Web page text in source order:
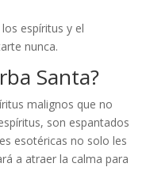
espíritus y el
nunca.
Santa?
malignos que no
son espantados
esotéricas no solo les
a atraer la calma para